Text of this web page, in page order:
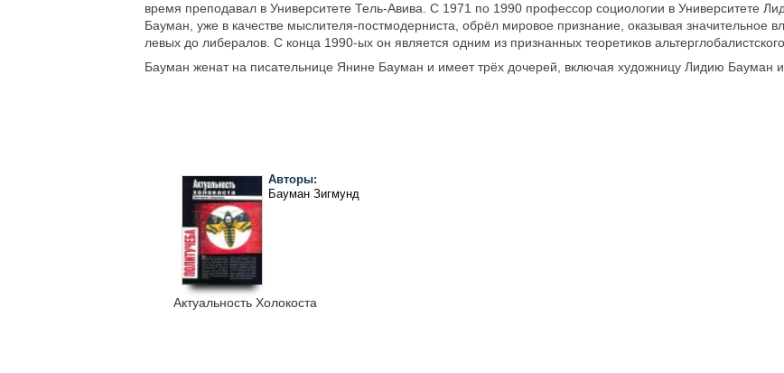
время преподавал в Университете Тель-Авива. С 1971 по 1990 профессор социологии в Университете
Бауман, уже в качестве мыслителя-постмодерниста, обрёл мировое признание, оказывая значительное
левых до либералов. С конца 1990-ых он является одним из признанных теоретиков
Бауман женат на писательнице Янине Бауман и имеет трёх дочерей, включая художницу Лидию Бауман
Актуальность Холокоста
Авторы:
Бауман Зигмунд